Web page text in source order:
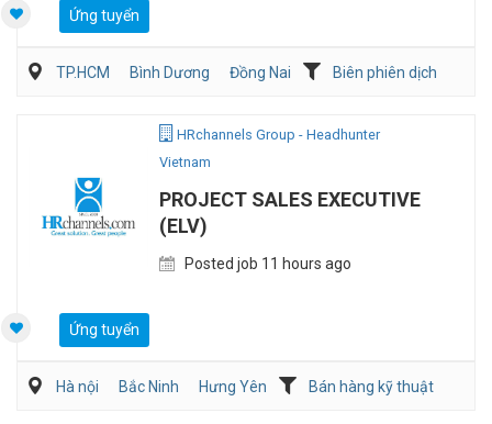
Ứng tuyển
TP.HCM Bình Dương Đồng Nai
Biên phiên dịch
HRchannels Group - Headhunter
Vietnam
PROJECT SALES EXECUTIVE
(ELV)
Posted job 11 hours ago
Ứng tuyển
Hà nội Bắc Ninh Hưng Yên
Bán hàng kỹ thuật